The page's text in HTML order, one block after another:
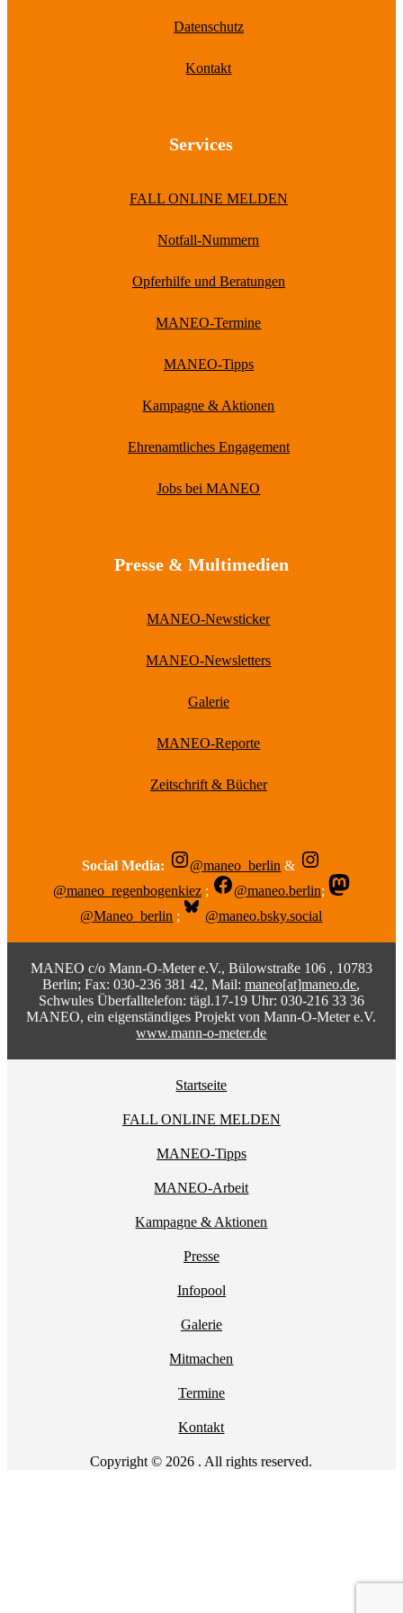
Datenschutz
Kontakt
Services
FALL ONLINE MELDEN
Notfall-Nummern
Opferhilfe und Beratungen
MANEO-Termine
MANEO-Tipps
Kampagne & Aktionen
Ehrenamtliches Engagement
Jobs bei MANEO
Presse & Multimedien
MANEO-Newsticker
MANEO-Newsletters
Galerie
MANEO-Reporte
Zeitschrift & Bücher
Social Media: @maneo_berlin &
@maneo_regenbogenkiez ; @maneo.berlin;
@Maneo_berlin ; @maneo.bsky.social
MANEO c/o Mann-O-Meter e.V., Bülowstraße 106 , 10783
Berlin; Fax: 030-236 381 42, Mail:maneo[at]maneo.de,
Schwules Überfalltelefon: tägl.17-19 Uhr: 030-216 33 36
MANEO, ein eigenständiges Projekt von Mann-O-Meter e.V.
www.mann-o-meter.de
Startseite
FALL ONLINE MELDEN
MANEO-Tipps
MANEO-Arbeit
Kampagne & Aktionen
Presse
Infopool
Galerie
Mitmachen
Termine
Kontakt
Copyright © 2026 . All rights reserved.